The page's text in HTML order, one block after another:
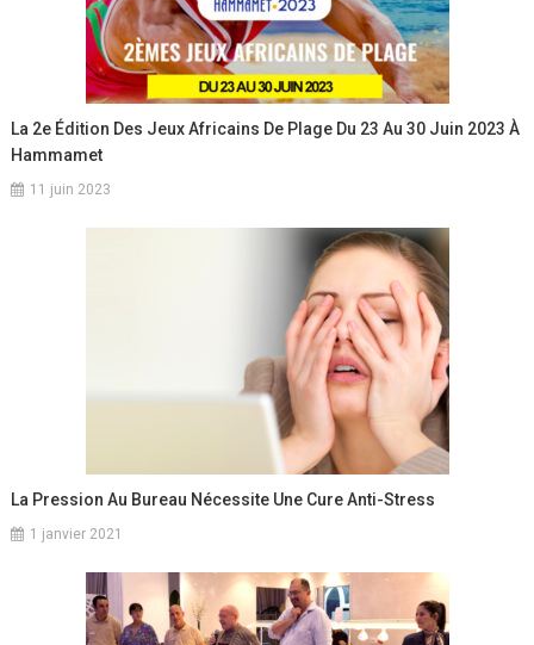
La 2e Édition Des Jeux Africains De Plage Du 23 Au 30 Juin 2023 À
Hammamet
11 juin 2023
La Pression Au Bureau Nécessite Une Cure Anti-Stress
1 janvier 2021